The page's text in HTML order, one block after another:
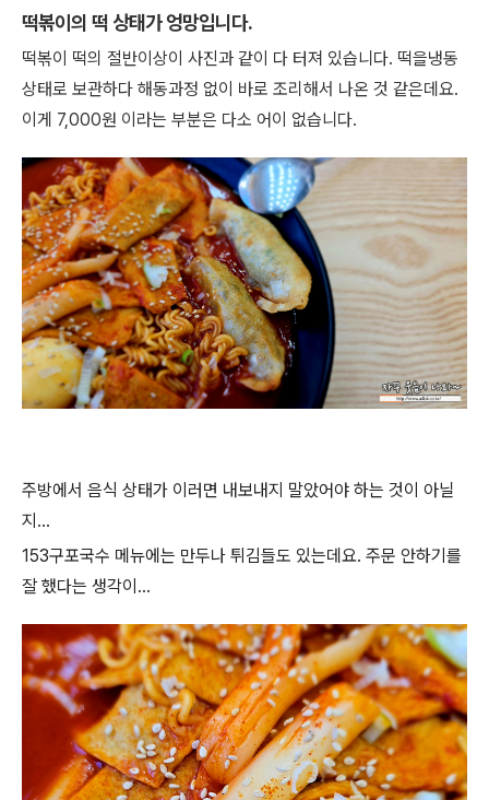
떡볶이의 떡 상태가 엉망입니다.
떡볶이 떡의 절반이상이 사진과 같이 다 터져 있습니다. 떡을냉동
상태로 보관하다 해동과정 없이 바로 조리해서 나온 것 같은데요.
이게 7,000원 이라는 부분은 다소 어이 없습니다.
주방에서 음식 상태가 이러면 내보내지 말았어야 하는 것이 아닐
지...
153구포국수 메뉴에는 만두나 튀김들도 있는데요. 주문 안하기를
잘 했다는 생각이...